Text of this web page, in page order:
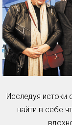
Исследуя
найти в себе